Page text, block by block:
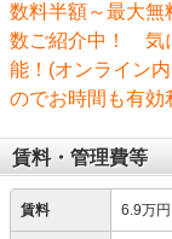
数料半額～最大無
数ご紹介中！ 気
能！(オンライン
のでお時間も有効
賃料・管理費等
賃料 6.9万円